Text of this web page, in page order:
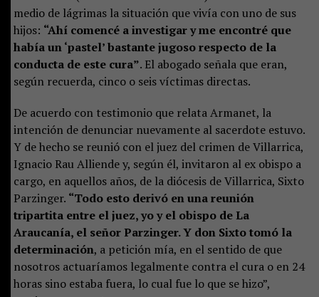
medio de lágrimas la situación que vivía con uno de sus
hijos: “Ahí comencé a investigar y me encontré que
había un ‘pastel’ bastante jugoso respecto de la
conducta de este cura”. El abogado señala que eran,
según recuerda, cinco o seis víctimas directas.
De acuerdo con testimonio que relata Armanet, la
intención de denunciar nuevamente al sacerdote estuvo.
Y de hecho se reunió con el juez del crimen de Villarrica,
Ignacio Rau Alliende y, según él, invitaron al ex obispo a
cargo, en aquellos años, de la diócesis de Villarrica, Sixto
Parzinger. “Todo esto derivó en una reunión
tripartita entre el juez, yo y el obispo de La
Araucanía, el señor Parzinger. Y don Sixto tomó la
determinación, a petición mía, en el sentido de que
nosotros actuaríamos legalmente contra el cura o en 24
horas sino estaba fuera, lo cual fue lo que se hizo”,